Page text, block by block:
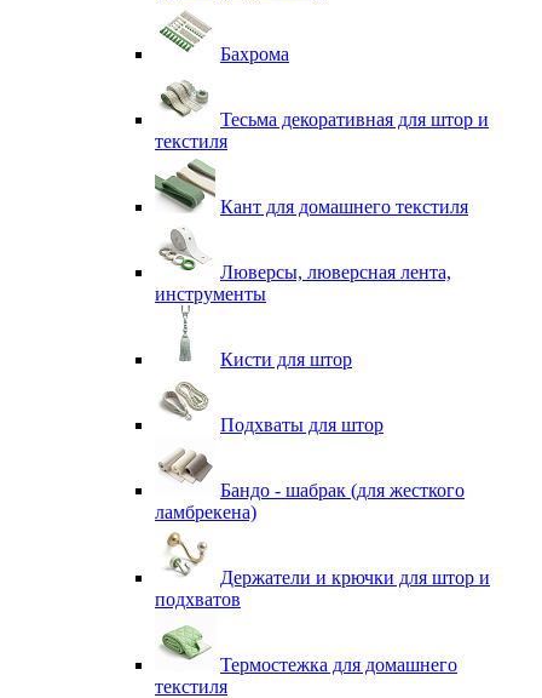
Бахрома
Тесьма декоративная для штор и
текстиля
Кант для домашнего текстиля
Люверсы, люверсная лента,
инструменты
Кисти для штор
Подхваты для штор
Бандо - шабрак (для жесткого
ламбрекена)
Держатели и крючки для штор и
подхватов
Термостежка для домашнего
текстиля